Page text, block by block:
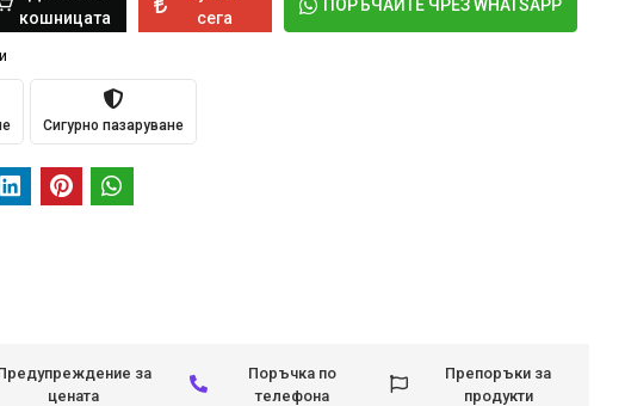
кошницата
сега
ПОРЪЧАЙТЕ ЧРЕЗ WHATSAPP
Сигурно пазаруване
за
цената
Поръчка по
телефона
Препоръки за
продукти